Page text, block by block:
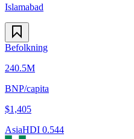
Islamabad
Befolkning
240.5M
BNP/capita
$1,405
AsiaHDI 0.544